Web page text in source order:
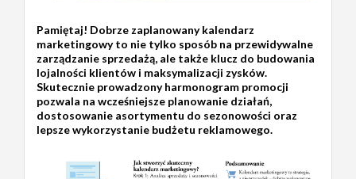
Pamiętaj! Dobrze zaplanowany kalendarz
marketingowy to nie tylko sposób na przewidywalne
zarządzanie sprzedażą, ale także klucz do budowania
lojalności klientów i maksymalizacji zysków.
Skutecznie prowadzony harmonogram promocji
pozwala na wcześniejsze planowanie działań,
dostosowanie asortymentu do sezonowości oraz
lepsze wykorzystanie budżetu reklamowego.